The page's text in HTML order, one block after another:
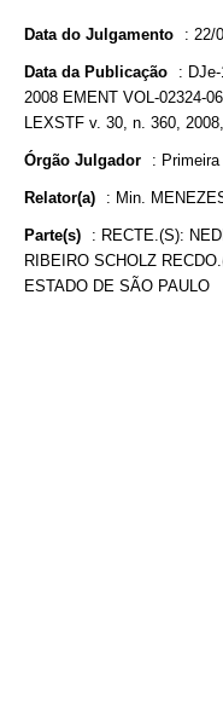
Data do Julgamento : 22/
Data da Publicação :
2008 EMENT VOL-02324-
LEXSTF v. 30, n. 360,
Órgão Julgador :
Relator(a) : Min.
Parte(s) : RECTE.(S):
RIBEIRO SCHOLZ
ESTADO DE SÃO PAULO